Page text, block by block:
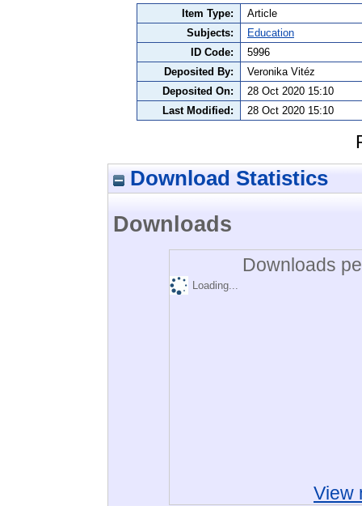
Item Type:
Article
Subjects:
Education
ID Code:
5996
Deposited By:
Veronika Vitéz
Deposited On:
28 Oct 2020 15:10
Last Modified:
28 Oct 2020 15:10
Download Statistics
Downloads
Downloads
Loading...
View